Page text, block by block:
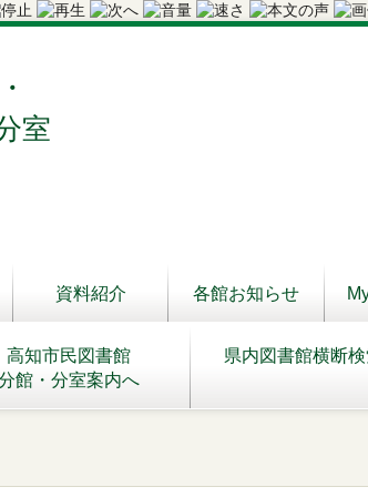
室
資料紹介 各館お知らせ
高知市民図書館
館・分室案内へ
県内図書館横断